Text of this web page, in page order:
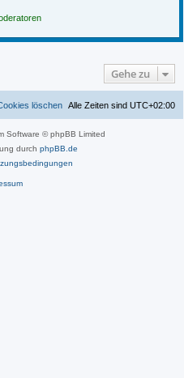
Gehe zu
Alle Zeiten sind UTC+02:00
löschen
Software © phpBB Limited
durch phpBB.de